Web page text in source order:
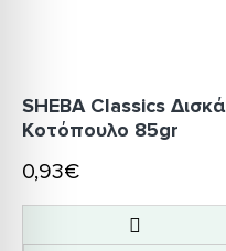
SHEBA Classics
Κοτόπουλο 85gr
0,93€